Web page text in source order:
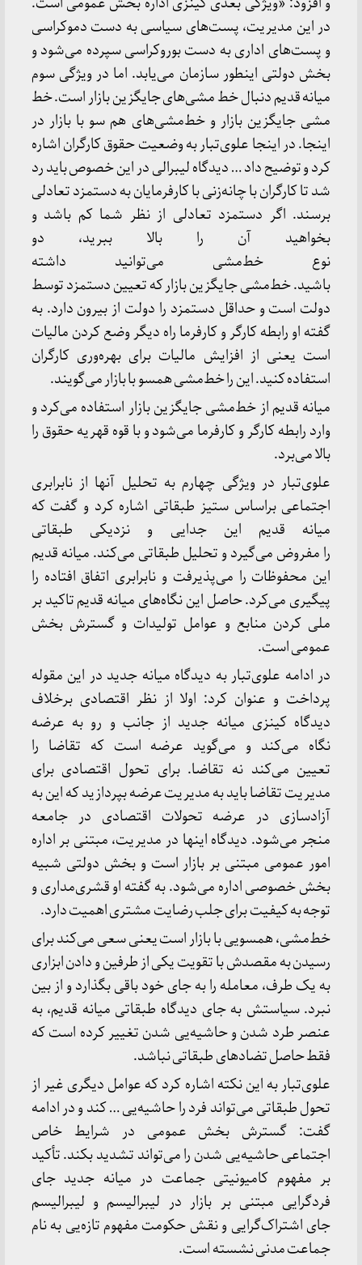
در این مدیریت، پست‌های سیاسی به دست دموکراسی
و پست‌های اداری به دست بوروکراسی سپرده می‌شود و
بخش دولتی اینطور سازمان می‌یابد. اما در ویژگی سوم
میانه قدیم دنبال خط‌ مشی‌های جایگزین بازار است. خط‌
مشی جایگزین بازار و خط‌مشی‌های هم سو با بازار در
اینجا. در اینجا علوی‌تبار به وضعیت حقوق کارگران اشاره
کرد و توضیح داد … دیدگاه لیبرالی در این خصوص باید رد
شد تا کارگران با چانه‌زنی با کارفرمایان به دستمزد تعادلی
برسند. اگر دستمزد تعادلی از نظر شما کم باشد و
بخواهید آن را بالا ببرید، دو
نوع خط‌مشی می‌توانید داشته
باشید. خط‌مشی جایگزین بازار که تعیین دستمزد توسط
دولت است و حداقل دستمزد را دولت از بیرون دارد. به
گفته او رابطه کارگر و کارفرما راه دیگر وضع کردن مالیات
است یعنی از افزایش مالیات برای بهره‌وری کارگران
استفاده کنید. این را خط‌مشی همسو با بازار می‌گویند.
میانه قدیم از خط‌مشی جایگزین بازار استفاده می‌کرد و
وارد رابطه کارگر و کارفرما می‌شود و با قوه قهریه حقوق را
بالا می‌برد.
علوی‌تبار در ویژگی چهارم به تحلیل آنها از نابرابری
اجتماعی براساس ستیز طبقاتی اشاره کرد و گفت که
میانه قدیم این جدایی و نزدیکی طبقاتی
را مفروض می‌گیرد و تحلیل طبقاتی می‌کند. میانه قدیم
این محفوظات را می‌پذیرفت و نابرابری اتفاق افتاده را
پیگیری می‌کرد. حاصل این نگاه‌های میانه قدیم تاکید بر
ملی کردن منابع و عوامل تولیدات و گسترش بخش
عمومی است.
در ادامه علوی‌تبار به دیدگاه میانه جدید در این مقوله
پرداخت و عنوان کرد: اولا از نظر اقتصادی برخلاف
دیدگاه کینزی میانه جدید از جانب و رو به عرضه
نگاه می‌کند و می‌گوید عرضه است که تقاضا را
تعیین می‌کند نه تقاضا. برای تحول اقتصادی برای
مدیریت تقاضا باید به مدیریت عرضه بپردازید که این به
آزادسازی در عرضه تحولات اقتصادی در جامعه
منجر می‌شود. دیدگاه اینها در مدیریت، مبتنی بر اداره
امور عمومی مبتنی بر بازار است و بخش دولتی شبیه
بخش خصوصی اداره می‌شود. به گفته او قشری‌مداری و
توجه به کیفیت برای جلب رضایت مشتری اهمیت دارد.
خط‌مشی، همسویی با بازار است یعنی سعی می‌کند برای
رسیدن به مقصدش با تقویت یکی از طرفین و دادن ابزاری
به یک طرف، معامله را به جای خود باقی بگذارد و از بین
نبرد. سیاستش به جای دیدگاه طبقاتی میانه قدیم، به
عنصر طرد شدن و حاشیه‌یی شدن تغییر کرده است که
فقط حاصل تضادهای طبقاتی نباشد.
علوی‌تبار به این نکته اشاره کرد که عوامل دیگری غیر از
تحول طبقاتی می‌تواند فرد را حاشیه‌یی … کند و در ادامه
گفت: گسترش بخش عمومی در شرایط خاص
اجتماعی حاشیه‌یی شدن را می‌تواند تشدید بکند. تأکید
بر مفهوم کامیونیتی جماعت در میانه جدید جای
فردگرایی مبتنی بر بازار در لیبرالیسم و لیبرالیسم
جای اشتراک‌گرایی و نقش حکومت مفهوم تازه‌یی به نام
جماعت مدنی نشسته است.